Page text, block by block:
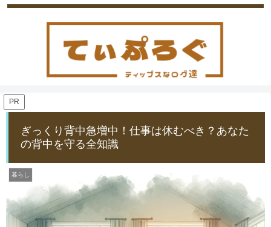
PR
ぎっくり背中急増中！仕事は休むべき？あなた
の背中を守る全知識
暮らし